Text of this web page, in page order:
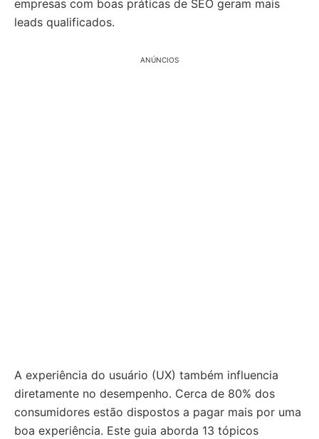
empresas com boas práticas de SEO geram mais
leads qualificados.
ANÚNCIOS
A experiência do usuário (UX) também influencia
diretamente no desempenho. Cerca de 80% dos
consumidores estão dispostos a pagar mais por uma
boa experiência. Este guia aborda 13 tópicos